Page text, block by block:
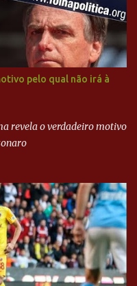
fontes confirmaram à
em planilhas da
São Paulo, Geraldo
disse ter negociado
mostram como o
de Serra em 2010 Leia
pelo qual não irá à
revela o verdadeiro motivo